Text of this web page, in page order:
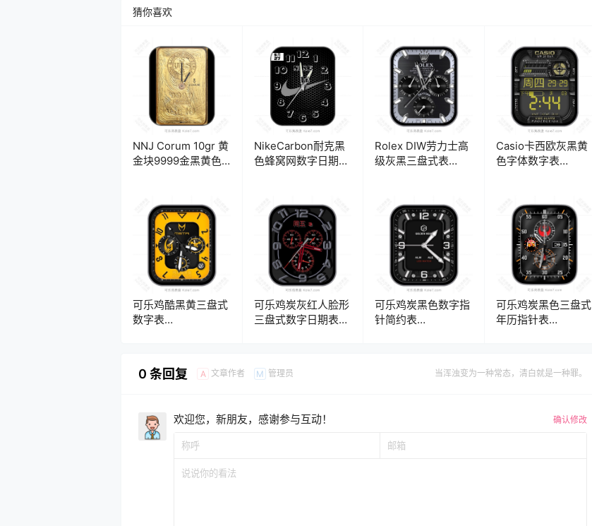
猜你喜欢
NNJ Corum 10gr 黄
金块9999金黑黄色
NikeCarbon耐克黑
色蜂窝网数字日期简
Rolex DIW劳力士高
级灰黑三盘式表
Casio卡西欧灰黑黄
色字体数字表
可乐鸡酷黑黄三盘式
数字表
可乐鸡炭灰红人脸形
三盘式数字日期表
可乐鸡炭黑色数字指
针简约表
可乐鸡炭黑色三盘式
年历指针表
0 条回复 A 文章作者 M 管理员 当浑浊变为一种常态，清白就是一种罪。
欢迎您，新朋友，感谢参与互动！ 确认修改